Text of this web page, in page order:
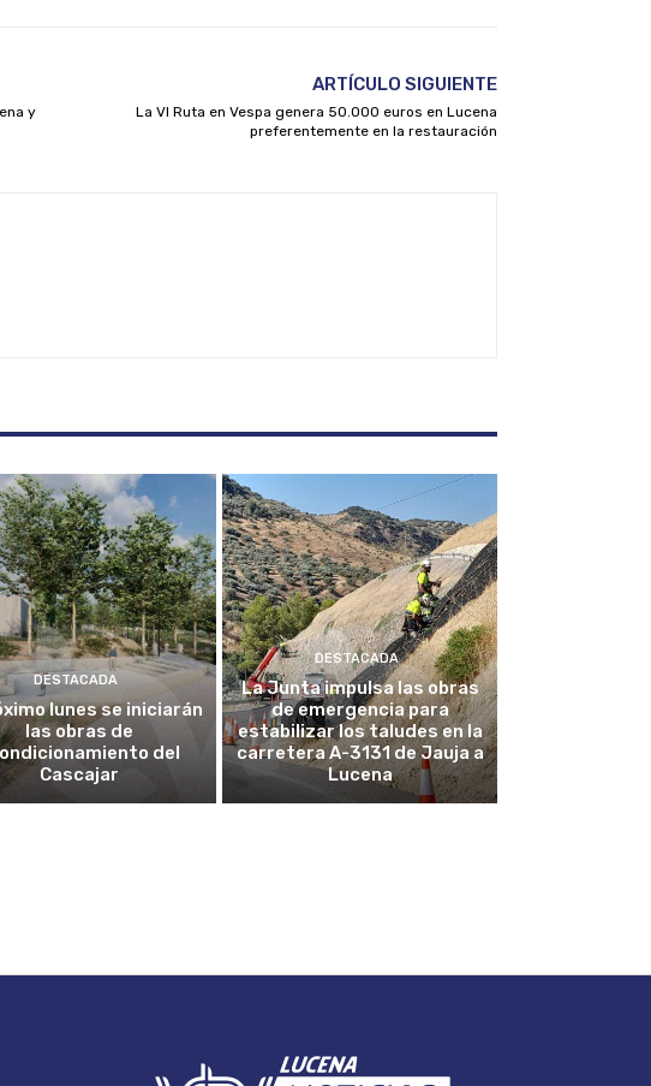
y
ARTÍCULO SIGUIENTE
La VI Ruta en Vespa genera 50.000 euros en Lucena
preferentemente en la restauración
DESTACADA
lunes se iniciarán
las obras de
del
Cascajar
DESTACADA
La Junta impulsa las obras
de emergencia para
estabilizar los taludes en la
carretera A-3131 de Jauja a
Lucena